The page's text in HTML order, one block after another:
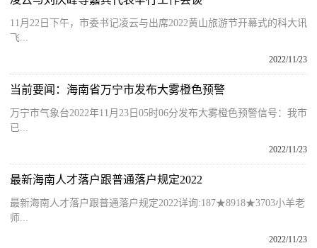
11月22日下午，市委书记凌云与出席2022黄山旅游节开幕式的科大讯
飞...
2022/11/23
当前要闻：海南省万宁市发布大雾橙色预警
万宁市气象台2022年11月23日05时06分发布大雾橙色预警信号：我市
已...
2022/11/23
最新海南人才落户跟普通落户规定2022
最新海南人才落户跟普通落户规定2022详询:187★8918★3703小羊老
师...
2022/11/23